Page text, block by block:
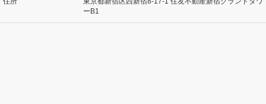
ーB1